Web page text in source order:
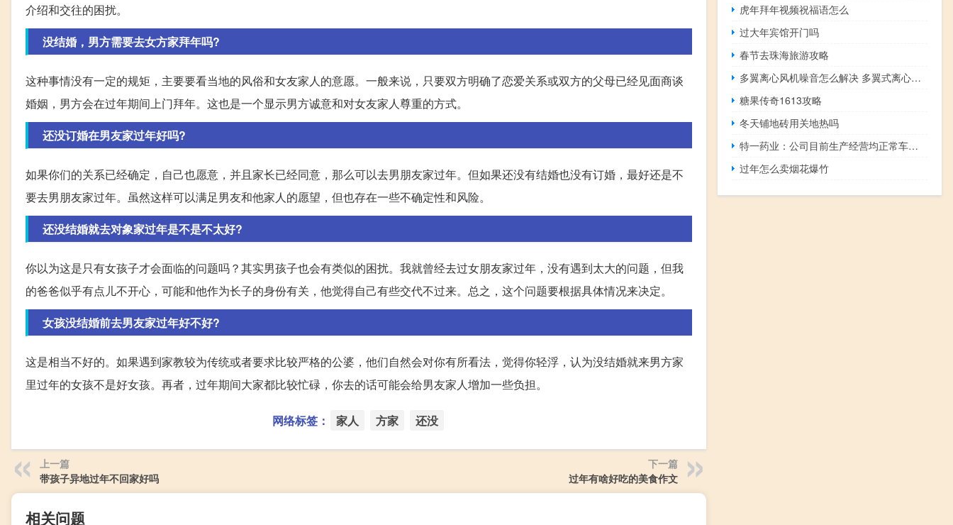
介绍和交往的困扰。
没结婚，男方需要去女方家拜年吗?
这种事情没有一定的规矩，主要要看当地的风俗和女友家人的意愿。一般来说，只要双方明确了恋爱关系或双方的父母已经见面商谈
婚姻，男方会在过年期间上门拜年。这也是一个显示男方诚意和对女友家人尊重的方式。
还没订婚在男友家过年好吗?
如果你们的关系已经确定，自己也愿意，并且家长已经同意，那么可以去男朋友家过年。但如果还没有结婚也没有订婚，最好还是不
要去男朋友家过年。虽然这样可以满足男友和他家人的愿望，但也存在一些不确定性和风险。
还没结婚就去对象家过年是不是不太好?
你以为这是只有女孩子才会面临的问题吗？其实男孩子也会有类似的困扰。我就曾经去过女朋友家过年，没有遇到太大的问题，但我
的爸爸似乎有点儿不开心，可能和他作为长子的身份有关，他觉得自己有些交代不过来。总之，这个问题要根据具体情况来决定。
女孩没结婚前去男友家过年好不好?
这是相当不好的。如果遇到家教较为传统或者要求比较严格的公婆，他们自然会对你有所看法，觉得你轻浮，认为没结婚就来男方家
里过年的女孩不是好女孩。再者，过年期间大家都比较忙碌，你去的话可能会给男友家人增加一些负担。
网络标签： 家人 方家 还没
上一篇
带孩子异地过年不回家好吗
下一篇
过年有啥好吃的美食作文
相关问题
虎年拜年视频祝福语怎么
过大年宾馆开门吗
春节去珠海旅游攻略
多翼离心风机噪音怎么解决 多翼式离心风机生产厂家
糖果传奇1613攻略
冬天铺地砖用关地热吗
特一药业：公司目前生产经营均正常车间满负荷生产
过年怎么卖烟花爆竹